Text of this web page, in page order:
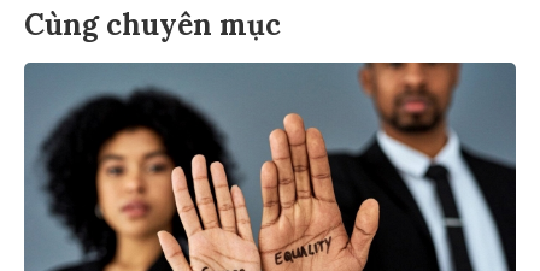
Cùng chuyên mục